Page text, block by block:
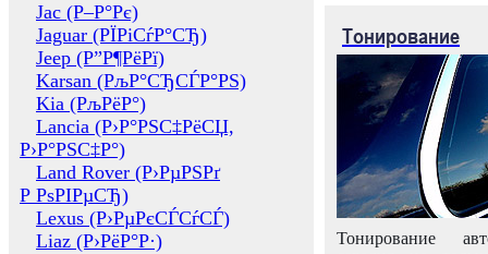
Jac (Р–Р°Рє)
Jaguar (РЇРіСѓР°СЂ)
Jeep (Р”Р¶РёРї)
Karsan (РљР°СЂСЃР°РЅ)
Kia (РљРёР°)
Lancia (Р›Р°РЅС‡РёСЏ,
Р›Р°РЅС‡Р°)
Land Rover (Р›РµРЅРґ
Р РѕРІРµСЂ)
Lexus (Р›РµРєСЃСѓСЃ)
Liaz (Р›РёР°Р·)
Тонирование
Тонирование